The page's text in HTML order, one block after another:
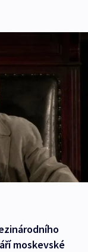
moskevské